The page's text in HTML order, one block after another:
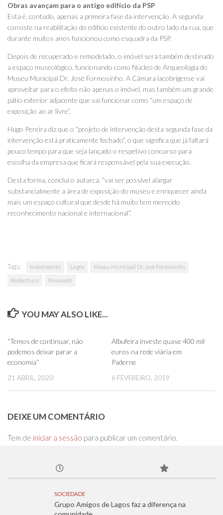
Obras avançam para o antigo edifício da PSP
Esta é, contudo, apenas a primeira fase da intervenção. A segunda
consiste na reabilitação do edifício existente do outro lado da rua, que
durante muitos anos funcionou como esquadra da PSP.
Depois de recuperado e remodelado, o imóvel será também destinado
a espaço museológico, funcionando como Núcleo de Arqueologia do
Museu Municipal Dr. José Formosinho. A Câmara lacobrigense vai
aproveitar para o efeito não apenas o imóvel, mas também um grande
pátio exterior adjacente que vai funcionar como “um espaço de
exposição ao ar livre”.
Hugo Pereira diz que o “projeto de intervenção desta segunda fase da
intervenção está praticamente fechado”, o que significa que já faltará
pouco tempo para que seja lançado o respetivo concurso para
escolha da empresa que ficará responsável pela sua execução.
Desta forma, conclui o autarca, “vai ser possível alargar
substancialmente a área de exposição do museu e enriquecer ainda
mais um espaço cultural que desde há muito tem merecido
reconhecimento nacional e internacional”.
Tags: Investimento Lagos Museu Municipal Dr. José Formosinho
Reabertura Renovado
YOU MAY ALSO LIKE...
“Temos de continuar, não
podemos deixar parar a
economia”
21 ABRIL, 2020
Albufeira investe quase 400 mil
euros na rede viária em
Paderne
6 FEVEREIRO, 2019
DEIXE UM COMENTÁRIO
Tem de iniciar a sessão para publicar um comentário.
SOCIEDADE
Grupo Amigos de Lagos faz a diferença na